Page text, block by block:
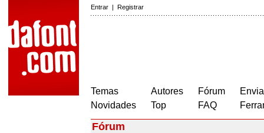
Entrar | Registrar
Temas
Novidades
Autores
Top
Fórum
FAQ
Fórum